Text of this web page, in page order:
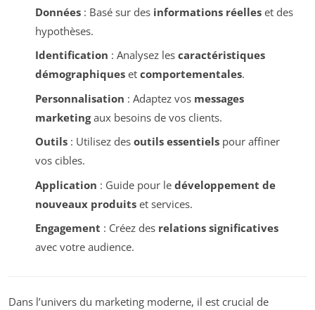
Données: Basé sur des informations réelleset des
hypothèses.
Identification : Analysez les caractéristiques
démographiqueset comportementales.
Personnalisation : Adaptez vos messages
marketingaux besoins de vos clients.
Outils: Utilisez des outils essentielspour affiner
vos cibles.
Application : Guide pour le développement de
nouveaux produitset services.
Engagement : Créez des relations significatives
avec votre audience.
Dans l’univers du marketing moderne, il est crucial de